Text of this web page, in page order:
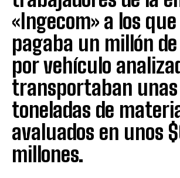
«Ingecom» a los
pagaba un millón
por vehículo
transportaban
toneladas de
avaluados en unos
millones.